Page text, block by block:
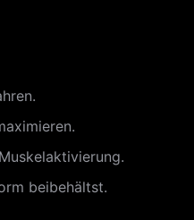
beibehältst.